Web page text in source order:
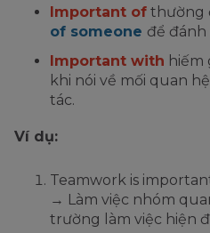
Important of thường
of someone để đánh
Important with hiếm
khi nói về mối quan
tác.
Ví dụ:
Teamwork is
→ Làm việc nhóm
trường làm việc hiện